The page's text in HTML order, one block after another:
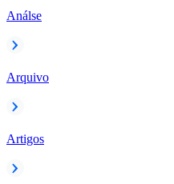
Análse
Arquivo
Artigos